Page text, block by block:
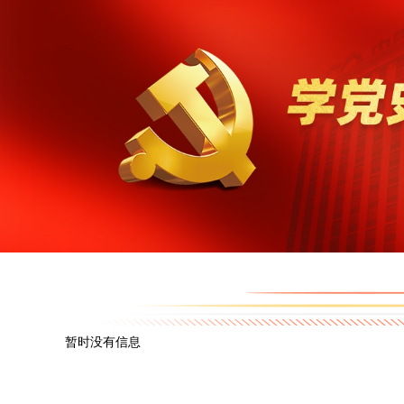
暂时没有信息